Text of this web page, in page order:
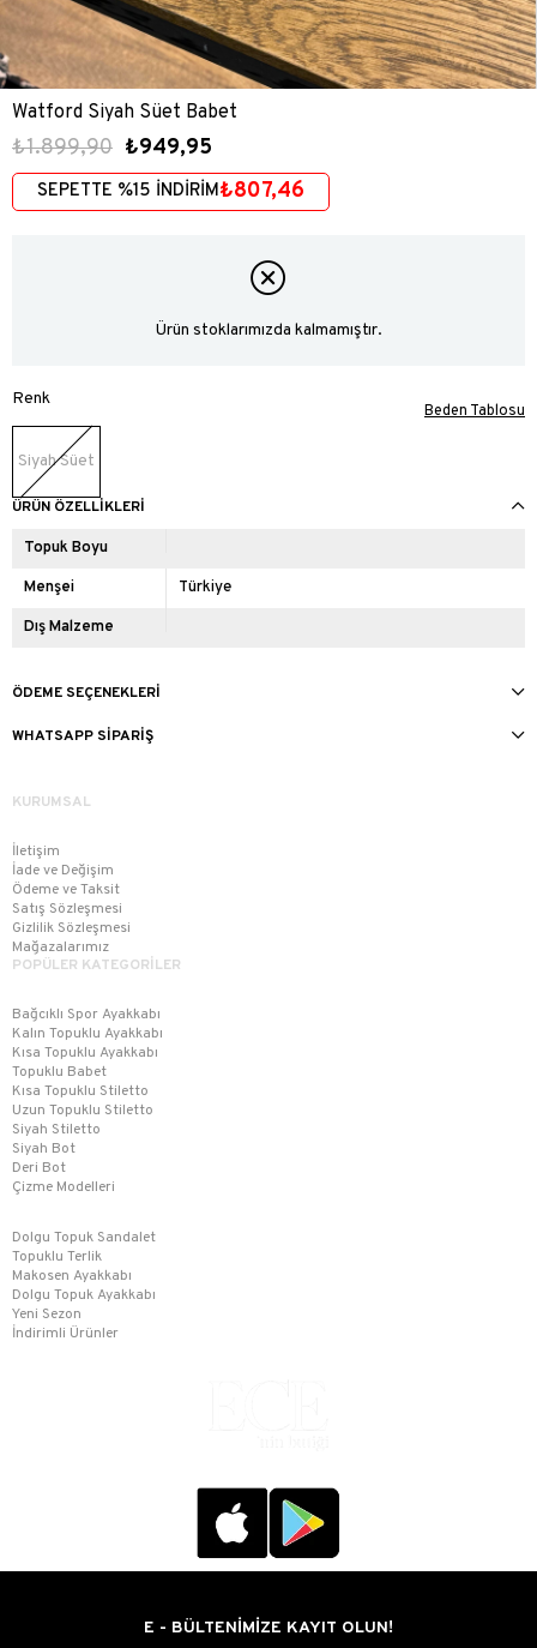
Watford Siyah Süet Babet
₺1.899,90 ₺949,95
SEPETTE %15 İNDİRİM₺807,46
Ürün stoklarımızda kalmamıştır.
Renk
Siyah Süet
Beden Tablosu
ÜRÜN ÖZELLIKLERI
Topuk Boyu
Menşei Türkiye
Dış Malzeme
ÖDEME SEÇENEKLERI
WHATSAPP SIPARIŞ
KURUMSAL
İletişim
İade ve Değişim
Ödeme ve Taksit
Satış Sözleşmesi
Gizlilik Sözleşmesi
Mağazalarımız
POPÜLER KATEGORİLER
Bağcıklı Spor Ayakkabı
Kalın Topuklu Ayakkabı
Kısa Topuklu Ayakkabı
Topuklu Babet
Kısa Topuklu Stiletto
Uzun Topuklu Stiletto
Siyah Stiletto
Siyah Bot
Deri Bot
Çizme Modelleri
Dolgu Topuk Sandalet
Topuklu Terlik
Makosen Ayakkabı
Dolgu Topuk Ayakkabı
Yeni Sezon
İndirimli Ürünler
E - BÜLTENİMİZE KAYIT OLUN!